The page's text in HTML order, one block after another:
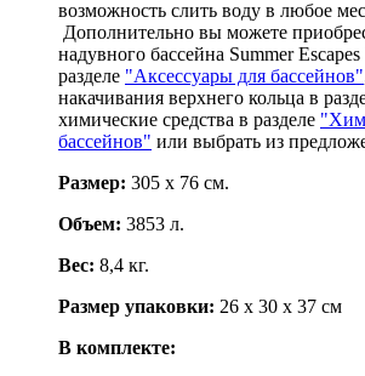
возможность слить воду в любое
Дополнительно вы можете
надувного бассейна Summer
разделе "Аксессуары для бассейнов"
накачивания верхнего кольца в
химические средства в разделе
бассейнов" или выбрать из
Размер: 305 х 76 см.
Объем: 3853 л.
Вес: 8,4 кг.
Размер упаковки: 26 х 30 х 37 см
В комплекте: